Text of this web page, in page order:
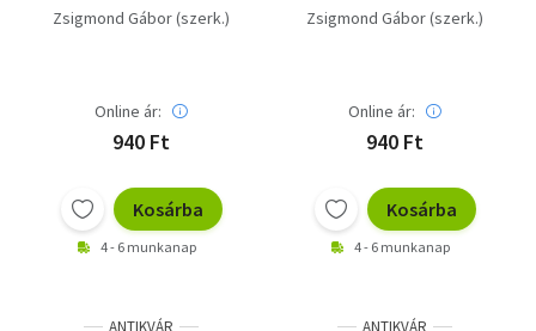
évfolyam 11. szám
Zsigmond Gábor (szerk.)
Online ár:
940 Ft
Kosárba
4 - 6 munkanap
évfolyam 12. szám
Zsigmond Gábor (szerk.)
Online ár:
940 Ft
Kosárba
4 - 6 munkanap
ANTIKVÁR ANTIKVÁR